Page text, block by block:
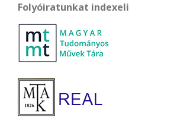
Folyóiratunkat indexeli